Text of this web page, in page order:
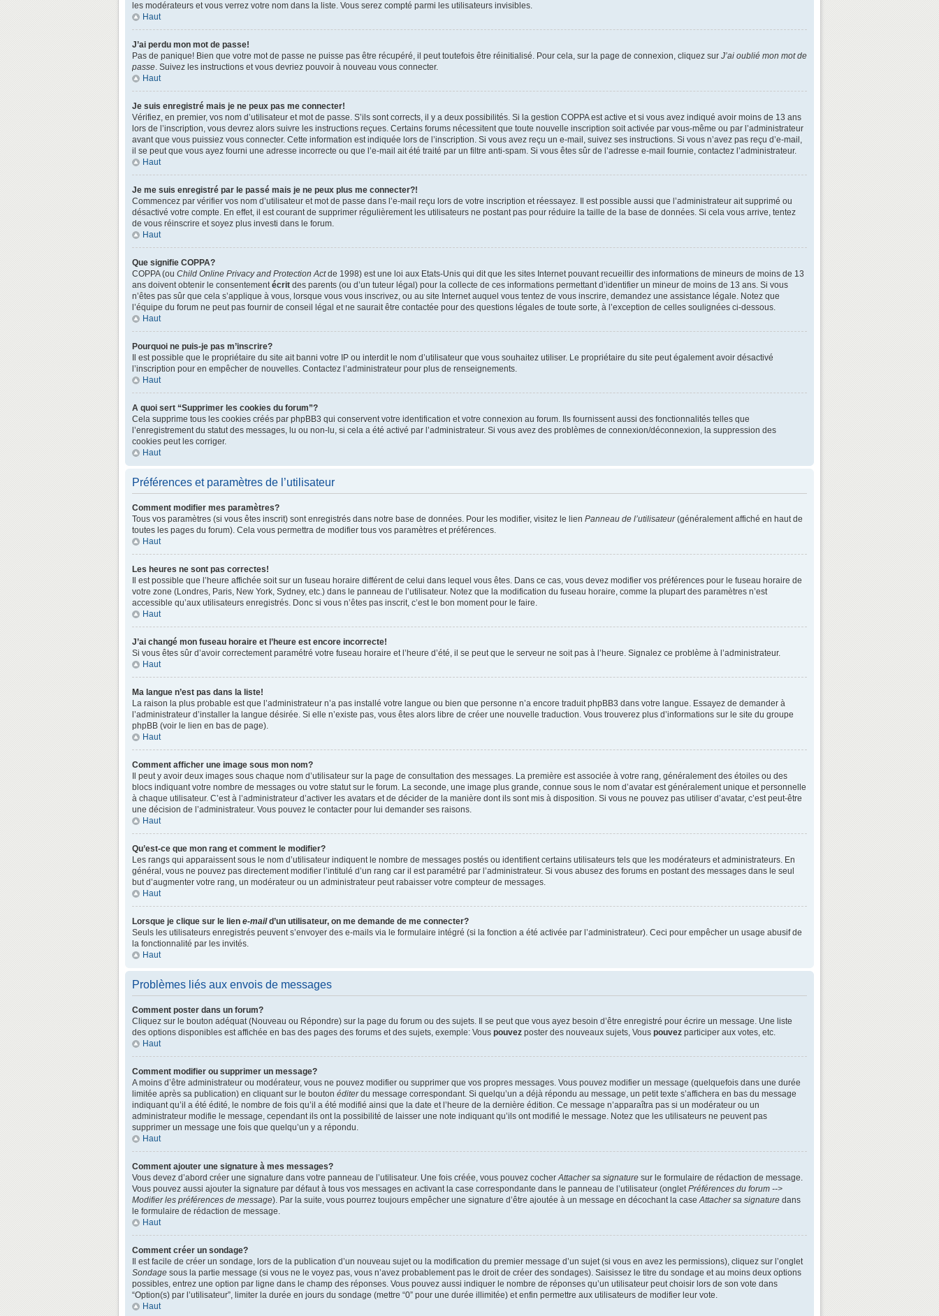
les modérateurs et vous verrez votre nom dans la liste. Vous serez compté parmi les utilisateurs invisibles.
Haut
J’ai perdu mon mot de passe!
Pas de panique! Bien que votre mot de passe ne puisse pas être récupéré, il peut toutefois être réinitialisé. Pour cela, sur la page de connexion, cliquez sur J’ai oublié mon mot de
passe. Suivez les instructions et vous devriez pouvoir à nouveau vous connecter.
Haut
Je suis enregistré mais je ne peux pas me connecter!
Vérifiez, en premier, vos nom d’utilisateur et mot de passe. S’ils sont corrects, il y a deux possibilités. Si la gestion COPPA est active et si vous avez indiqué avoir moins de 13 ans
lors de l’inscription, vous devrez alors suivre les instructions reçues. Certains forums nécessitent que toute nouvelle inscription soit activée par vous-même ou par l’administrateur
avant que vous puissiez vous connecter. Cette information est indiquée lors de l’inscription. Si vous avez reçu un e-mail, suivez ses instructions. Si vous n’avez pas reçu d’e-mail,
il se peut que vous ayez fourni une adresse incorrecte ou que l’e-mail ait été traité par un filtre anti-spam. Si vous êtes sûr de l’adresse e-mail fournie, contactez l’administrateur.
Haut
Je me suis enregistré par le passé mais je ne peux plus me connecter?!
Commencez par vérifier vos nom d’utilisateur et mot de passe dans l’e-mail reçu lors de votre inscription et réessayez. Il est possible aussi que l’administrateur ait supprimé ou
désactivé votre compte. En effet, il est courant de supprimer régulièrement les utilisateurs ne postant pas pour réduire la taille de la base de données. Si cela vous arrive, tentez
de vous réinscrire et soyez plus investi dans le forum.
Haut
Que signifie COPPA?
COPPA (ou Child Online Privacy and Protection Actde 1998) est une loi aux Etats-Unis qui dit que les sites Internet pouvant recueillir des informations de mineurs de moins de 13
ans doivent obtenir le consentementécrit des parents (ou d’un tuteur légal) pour la collecte de ces informations permettant d’identifier un mineur de moins de 13 ans. Si vous
n’êtes pas sûr que cela s’applique à vous, lorsque vous vous inscrivez, ou au site Internet auquel vous tentez de vous inscrire, demandez une assistance légale. Notez que
l’équipe du forum ne peut pas fournir de conseil légal et ne saurait être contactée pour des questions légales de toute sorte, à l’exception de celles soulignées ci-dessous.
Haut
Pourquoi ne puis-je pas m’inscrire?
Il est possible que le propriétaire du site ait banni votre IP ou interdit le nom d’utilisateur que vous souhaitez utiliser. Le propriétaire du site peut également avoir désactivé
l’inscription pour en empêcher de nouvelles. Contactez l’administrateur pour plus de renseignements.
Haut
A quoi sert “Supprimer les cookies du forum”?
Cela supprime tous les cookies créés par phpBB3 qui conservent votre identification et votre connexion au forum. Ils fournissent aussi des fonctionnalités telles que
l’enregistrement du statut des messages, lu ou non-lu, si cela a été activé par l’administrateur. Si vous avez des problèmes de connexion/déconnexion, la suppression des
cookies peut les corriger.
Haut
Préférences et paramètres de l’utilisateur
Comment modifier mes paramètres?
Tous vos paramètres (si vous êtes inscrit) sont enregistrés dans notre base de données. Pour les modifier, visitez le lien Panneau de l’utilisateur(généralement affiché en haut de
toutes les pages du forum). Cela vous permettra de modifier tous vos paramètres et préférences.
Haut
Les heures ne sont pas correctes!
Il est possible que l’heure affichée soit sur un fuseau horaire différent de celui dans lequel vous êtes. Dans ce cas, vous devez modifier vos préférences pour le fuseau horaire de
votre zone (Londres, Paris, New York, Sydney, etc.) dans le panneau de l’utilisateur. Notez que la modification du fuseau horaire, comme la plupart des paramètres n’est
accessible qu’aux utilisateurs enregistrés. Donc si vous n’êtes pas inscrit, c’est le bon moment pour le faire.
Haut
J’ai changé mon fuseau horaire et l’heure est encore incorrecte!
Si vous êtes sûr d’avoir correctement paramétré votre fuseau horaire et l’heure d’été, il se peut que le serveur ne soit pas à l’heure. Signalez ce problème à l’administrateur.
Haut
Ma langue n’est pas dans la liste!
La raison la plus probable est que l’administrateur n’a pas installé votre langue ou bien que personne n’a encore traduit phpBB3 dans votre langue. Essayez de demander à
l’administrateur d’installer la langue désirée. Si elle n’existe pas, vous êtes alors libre de créer une nouvelle traduction. Vous trouverez plus d’informations sur le site du groupe
phpBB (voir le lien en bas de page).
Haut
Comment afficher une image sous mon nom?
Il peut y avoir deux images sous chaque nom d’utilisateur sur la page de consultation des messages. La première est associée à votre rang, généralement des étoiles ou des
blocs indiquant votre nombre de messages ou votre statut sur le forum. La seconde, une image plus grande, connue sous le nom d’avatar est généralement unique et personnelle
à chaque utilisateur. C’est à l’administrateur d’activer les avatars et de décider de la manière dont ils sont mis à disposition. Si vous ne pouvez pas utiliser d’avatar, c’est peut-être
une décision de l’administrateur. Vous pouvez le contacter pour lui demander ses raisons.
Haut
Qu’est-ce que mon rang et comment le modifier?
Les rangs qui apparaissent sous le nom d’utilisateur indiquent le nombre de messages postés ou identifient certains utilisateurs tels que les modérateurs et administrateurs. En
général, vous ne pouvez pas directement modifier l’intitulé d’un rang car il est paramétré par l’administrateur. Si vous abusez des forums en postant des messages dans le seul
but d’augmenter votre rang, un modérateur ou un administrateur peut rabaisser votre compteur de messages.
Haut
Lorsque je clique sur le lien e-maild’un utilisateur, on me demande de me connecter?
Seuls les utilisateurs enregistrés peuvent s’envoyer des e-mails via le formulaire intégré (si la fonction a été activée par l’administrateur). Ceci pour empêcher un usage abusif de
la fonctionnalité par les invités.
Haut
Problèmes liés aux envois de messages
Comment poster dans un forum?
Cliquez sur le bouton adéquat (Nouveau ou Répondre) sur la page du forum ou des sujets. Il se peut que vous ayez besoin d’être enregistré pour écrire un message. Une liste
des options disponibles est affichée en bas des pages des forums et des sujets, exemple: Vous pouvez poster des nouveaux sujets, Vous pouvez participer aux votes, etc.
Haut
Comment modifier ou supprimer un message?
A moins d’être administrateur ou modérateur, vous ne pouvez modifier ou supprimer que vos propres messages. Vous pouvez modifier un message (quelquefois dans une durée
limitée après sa publication) en cliquant sur le bouton éditerdu message correspondant. Si quelqu’un a déjà répondu au message, un petit texte s’affichera en bas du message
indiquant qu’il a été édité, le nombre de fois qu’il a été modifié ainsi que la date et l’heure de la dernière édition. Ce message n’apparaîtra pas si un modérateur ou un
administrateur modifie le message, cependant ils ont la possibilité de laisser une note indiquant qu’ils ont modifié le message. Notez que les utilisateurs ne peuvent pas
supprimer un message une fois que quelqu’un y a répondu.
Haut
Comment ajouter une signature à mes messages?
Vous devez d’abord créer une signature dans votre panneau de l’utilisateur. Une fois créée, vous pouvez cocherAttacher sa signature sur le formulaire de rédaction de message.
Vous pouvez aussi ajouter la signature par défaut à tous vos messages en activant la case correspondante dans le panneau de l’utilisateur (ongletPréférences du forum -->
Modifier les préférences de message). Par la suite, vous pourrez toujours empêcher une signature d’être ajoutée à un message en décochant la caseAttacher sa signature dans
le formulaire de rédaction de message.
Haut
Comment créer un sondage?
Il est facile de créer un sondage, lors de la publication d’un nouveau sujet ou la modification du premier message d’un sujet (si vous en avez les permissions), cliquez sur l’onglet
Sondage sous la partie message (si vous ne le voyez pas, vous n’avez probablement pas le droit de créer des sondages). Saisissez le titre du sondage et au moins deux options
possibles, entrez une option par ligne dans le champ des réponses. Vous pouvez aussi indiquer le nombre de réponses qu’un utilisateur peut choisir lors de son vote dans
“Option(s) par l’utilisateur”, limiter la durée en jours du sondage (mettre “0” pour une durée illimitée) et enfin permettre aux utilisateurs de modifier leur vote.
Haut